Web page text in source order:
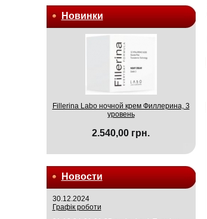
Новинки
Fillerina Labo ночной крем Филлерина, 3
уровень
2.540,00 грн.
Новости
30.12.2024
Графік роботи